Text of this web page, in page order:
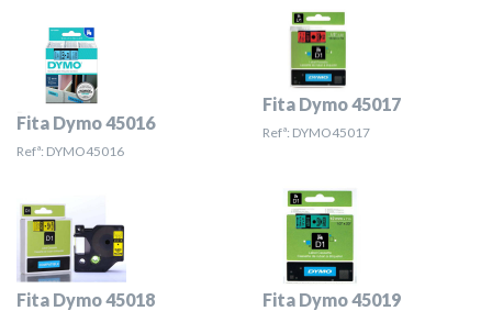
Fita Dymo 45016
Refª: DYMO45016
Fita Dymo 45017
Refª: DYMO45017
Fita Dymo 45018 Fita Dymo 45019